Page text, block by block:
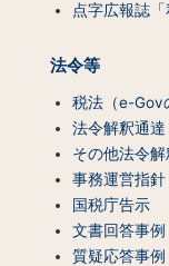
点字広報誌「
法令等
税法（e-Gov
法令解釈通達
その他法令
事務運営指針
国税庁告示
文書回答事例
質疑応答事例